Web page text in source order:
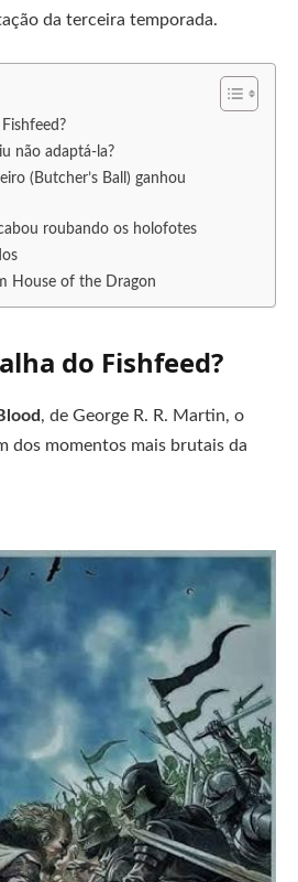
da terceira temporada.
não adaptá-la?
(Butcher’s Ball) ganhou
roubando os holofotes
House of the Dragon
do Fishfeed?
, de George R. R. Martin, o
dos momentos mais brutais da